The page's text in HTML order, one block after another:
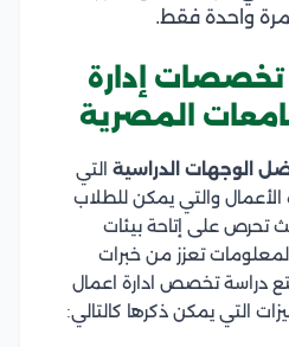
إدارة
المصرية
الوجهات الدراسية التي
والتي يمكن للطلاب
تحرص على إتاحة بيئات
تعزز من خبرات
دراسة تخصص ادارة اعمال
التي يمكن ذكرها كالتالي: